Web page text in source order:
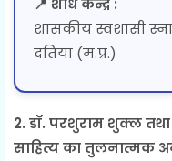
📍 शोध केन्द्र :
शासकीय स्वशासी
दतिया (म.प्र.)
2. डॉ. परशुराम शुक्ल तथा
साहित्य का तुलनात्मक